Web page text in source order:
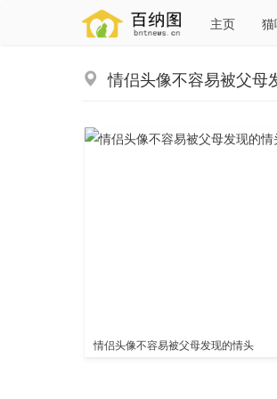
主页
情侣头像不容易被父母
情侣头像不容易被父母发现的情头